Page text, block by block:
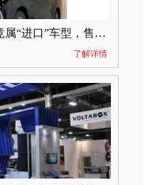
雷克萨斯LM在日本本土竟属“进口”车型，售价2580万日元
了解详情